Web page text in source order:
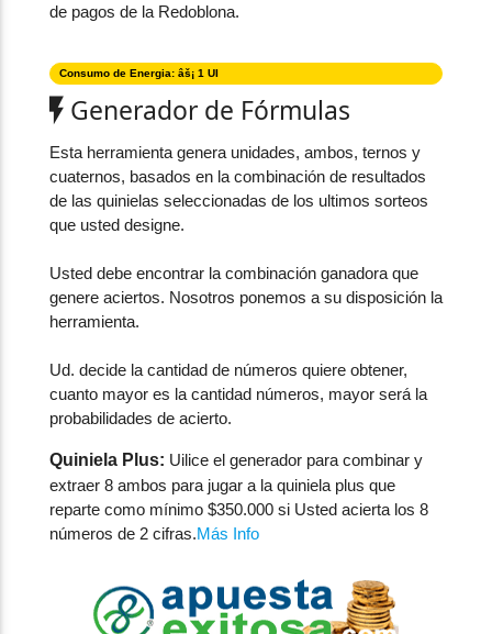
de pagos de la Redoblona.
Consumo de Energia: âš¡ 1 UI
Generador de Fórmulas
Esta herramienta genera unidades, ambos, ternos y
cuaternos, basados en la combinación de resultados
de las quinielas seleccionadas de los ultimos sorteos
que usted designe.
Usted debe encontrar la combinación ganadora que
genere aciertos. Nosotros ponemos a su disposición la
herramienta.
Ud. decide la cantidad de números quiere obtener,
cuanto mayor es la cantidad números, mayor será la
probabilidades de acierto.
Quiniela Plus: Uilice el generador para combinar y
extraer 8 ambos para jugar a la quiniela plus que
reparte como mínimo $350.000 si Usted acierta los 8
números de 2 cifras.Más Info